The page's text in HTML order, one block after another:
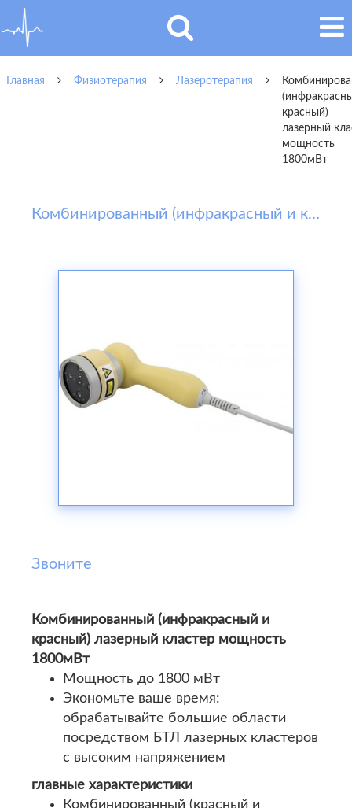
Главная Физиотерапия Лазеротерапия
красный)
лазерный
мощность
1800мВт
Комбинированный (инфракрасный и красный) лазерный кластер мощность 1800мВт
Звоните
Комбинированный (инфракрасный и
красный) лазерный кластер мощность
1800мВт
Мощность до 1800 мВт
Экономьте ваше время:
обрабатывайте большие области
посредством БТЛ лазерных кластеров
с высоким напряжением
главные характеристики
Комбинированный (красный и